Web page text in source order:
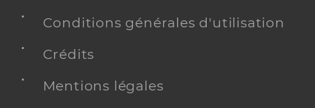
Conditions générales d'utilisation
Crédits
Mentions légales